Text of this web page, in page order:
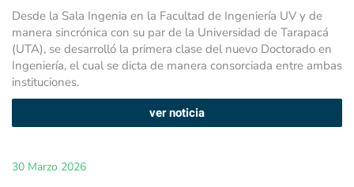
Desde la Sala Ingenia en la Facultad de Ingeniería UV y de
manera sincrónica con su par de la Universidad de Tarapacá
(UTA), se desarrolló la primera clase del nuevo Doctorado en
Ingeniería, el cual se dicta de manera consorciada entre ambas
instituciones.
ver noticia
30 Marzo 2026